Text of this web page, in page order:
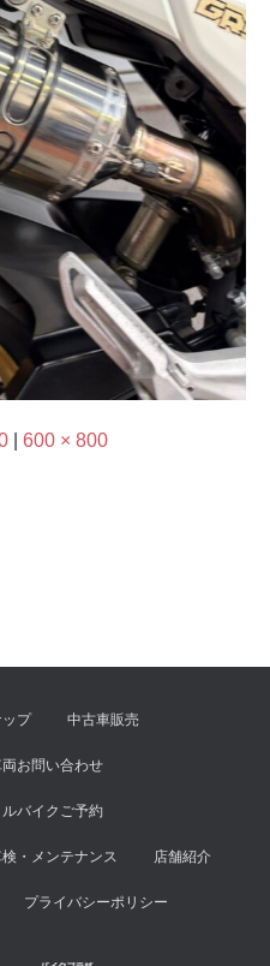
600 × 800
ップ 中古車販売
お問い合わせ
ルバイクご予約
・メンテナンス 店舗紹介
プライバシーポリシー